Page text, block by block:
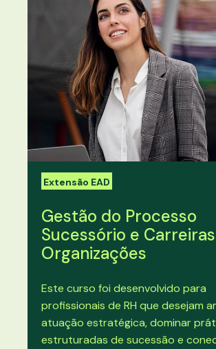
Extensão EAD
Gestão do Processo
Sucessório e
Organizações
Este curso foi desenvolvido para
profissionais de RH que desejam
atuação estratégica, dominar
estruturadas de sucessão e